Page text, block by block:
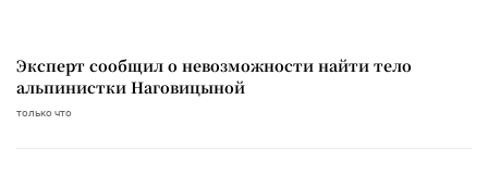
Эксперт сообщил о невозможности найти тело
альпинистки Наговицыной
только что